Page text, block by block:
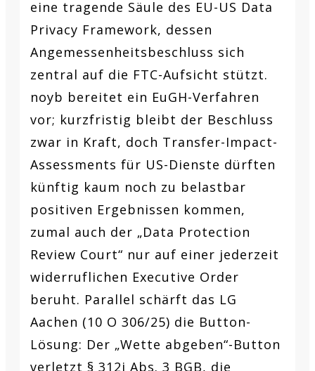
eine tragende Säule des EU-US Data
Privacy Framework, dessen
Angemessenheitsbeschluss sich
zentral auf die FTC-Aufsicht stützt.
noyb bereitet ein EuGH-Verfahren
vor; kurzfristig bleibt der Beschluss
zwar in Kraft, doch Transfer-Impact-
Assessments für US-Dienste dürften
künftig kaum noch zu belastbar
positiven Ergebnissen kommen,
zumal auch der „Data Protection
Review Court“ nur auf einer jederzeit
widerruflichen Executive Order
beruht. Parallel schärft das LG
Aachen (10 O 306/25) die Button-
Lösung: Der „Wette abgeben“-Button
verletzt § 312j Abs. 3 BGB, die